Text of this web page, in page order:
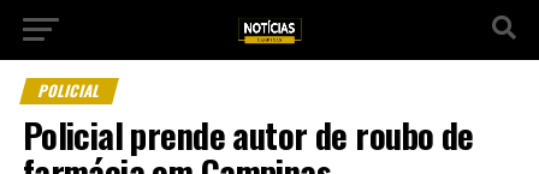
POLICIAL
Policial prende autor de roubo de